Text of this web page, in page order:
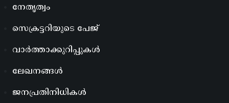
നേതൃത്വം
സെക്രട്ടറിയുടെ പേജ്
വാർത്താക്കുറിപ്പുകൾ
ലേഖനങ്ങൾ
ജനപ്രതിനിധികൾ